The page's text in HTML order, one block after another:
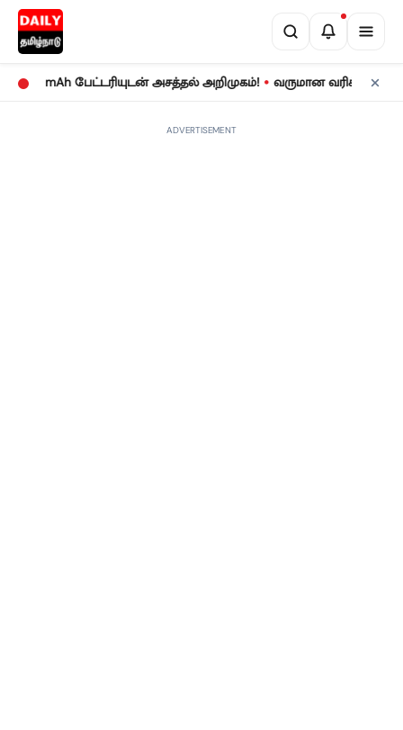
mAh பேட்டரியுடன் அசத்தல் அறிமுகம்! • வருமான வரிக் கணக்குத்
ADVERTISEMENT